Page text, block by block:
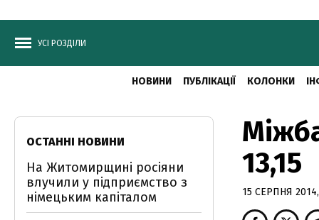
УСІ РОЗДІЛИ
НОВИНИ ПУБЛІКАЦІЇ КОЛОНКИ
13,15
15 СЕРПНЯ 2014,
ОСТАННІ НОВИНИ
На Житомирщині росіяни
влучили у підприємство з
німецьким капіталом